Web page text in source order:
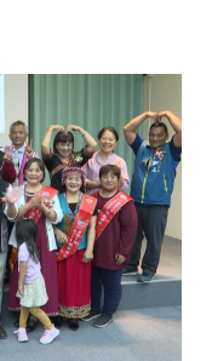
兒女的成長與家庭